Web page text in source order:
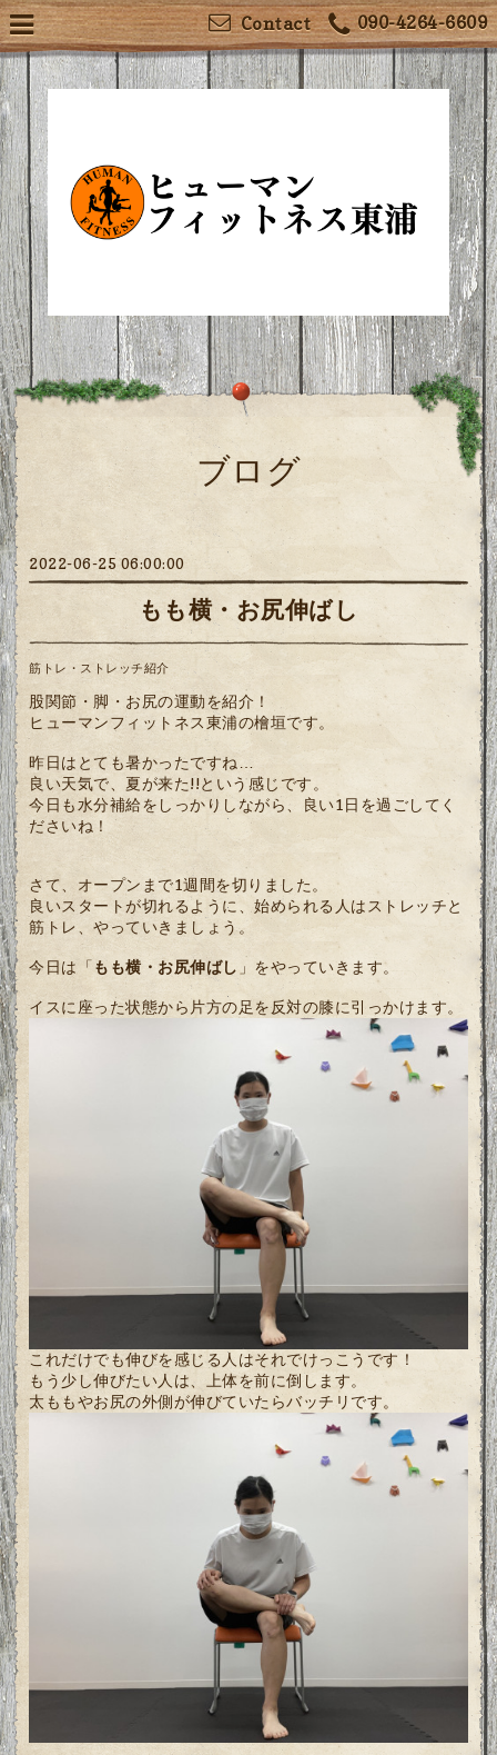
090-4264-6609
Contact
ブログ
2022-06-25 06:00:00
もも横・お尻伸ばし
筋トレ・ストレッチ紹介
股関節・脚・お尻の運動を紹介！
ヒューマンフィットネス東浦の檜垣です。
昨日はとても暑かったですね…
良い天気で、夏が来た!!という感じです。
今日も水分補給をしっかりしながら、良い1日を過ごしてく
ださいね！
さて、オープンまで1週間を切りました。
良いスタートが切れるように、始められる人はストレッチと
筋トレ、やっていきましょう。
今日は「もも横・お尻伸ばし 」をやっていきます。
イスに座った状態から片方の足を反対の膝に引っかけます。
これだけでも伸びを感じる人はそれでけっこうです！
もう少し伸びたい人は、上体を前に倒します。
太ももやお尻の外側が伸びていたらバッチリです。